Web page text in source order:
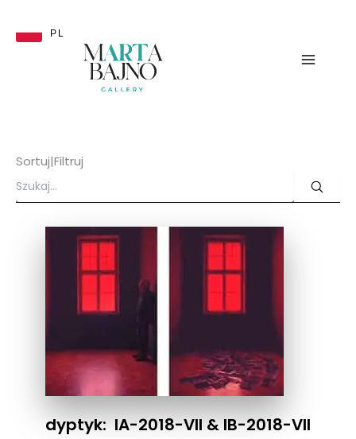
treści
Sortuj|Filtruj
dyptyk: IA-2018-VII & IB-2018-VII
PL